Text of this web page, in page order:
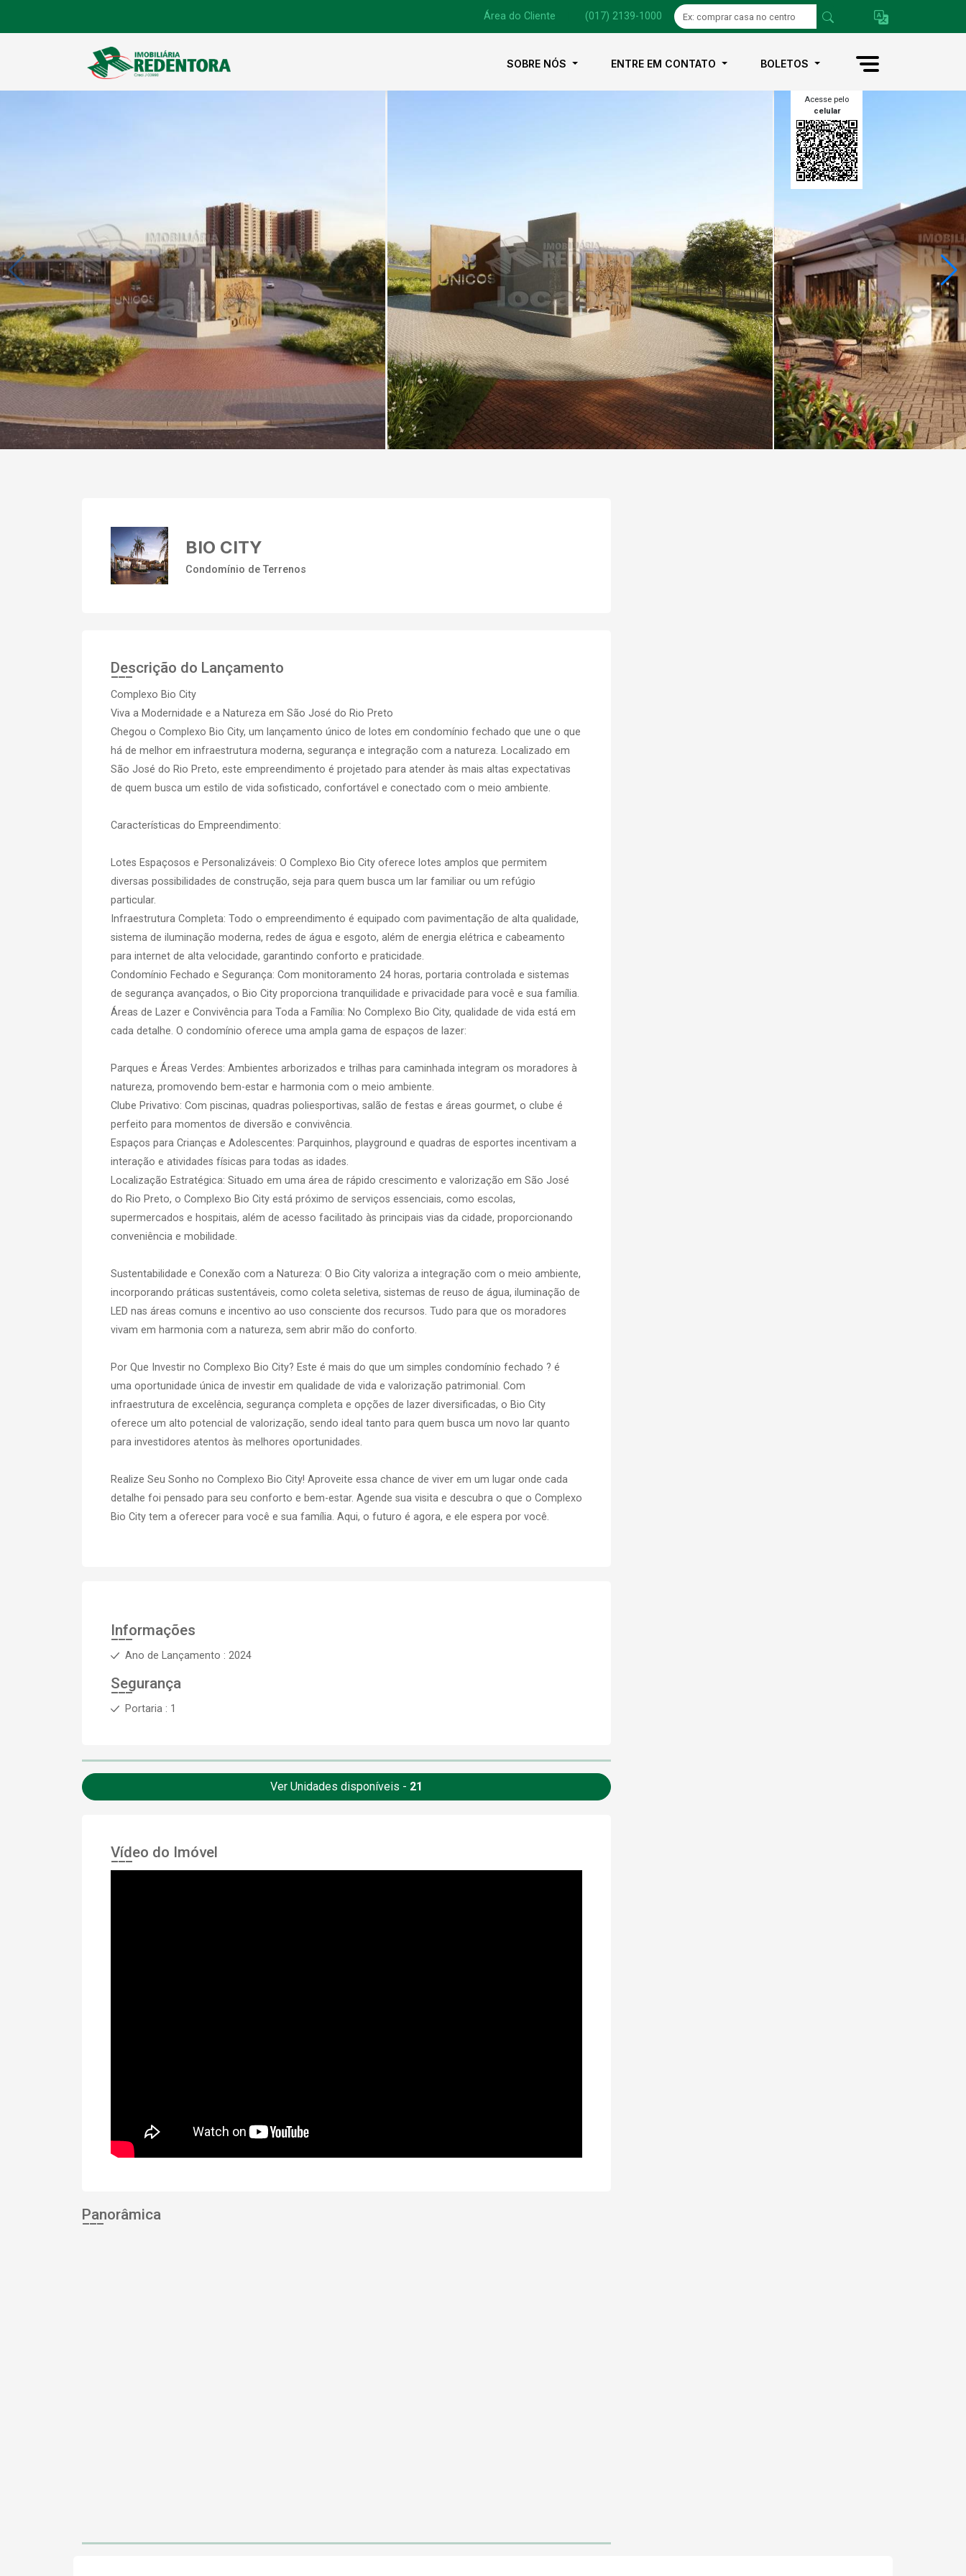
Área do Cliente (017) 2139-1000
SOBRE NÓS ENTRE EM CONTATO BOLETOS
Acesse pelo
celular
BIO CITY
Condomínio de Terrenos
Descrição do Lançamento
Complexo Bio City
Viva a Modernidade e a Natureza em São José do Rio Preto
Chegou o Complexo Bio City, um lançamento único de lotes em condomínio fechado que une o que
há de melhor em infraestrutura moderna, segurança e integração com a natureza. Localizado em
São José do Rio Preto, este empreendimento é projetado para atender às mais altas expectativas
de quem busca um estilo de vida sofisticado, confortável e conectado com o meio ambiente.
Características do Empreendimento:
Lotes Espaçosos e Personalizáveis: O Complexo Bio City oferece lotes amplos que permitem
diversas possibilidades de construção, seja para quem busca um lar familiar ou um refúgio
particular.
Infraestrutura Completa: Todo o empreendimento é equipado com pavimentação de alta qualidade,
sistema de iluminação moderna, redes de água e esgoto, além de energia elétrica e cabeamento
para internet de alta velocidade, garantindo conforto e praticidade.
Condomínio Fechado e Segurança: Com monitoramento 24 horas, portaria controlada e sistemas
de segurança avançados, o Bio City proporciona tranquilidade e privacidade para você e sua família.
Áreas de Lazer e Convivência para Toda a Família: No Complexo Bio City, qualidade de vida está em
cada detalhe. O condomínio oferece uma ampla gama de espaços de lazer:
Parques e Áreas Verdes: Ambientes arborizados e trilhas para caminhada integram os moradores à
natureza, promovendo bem-estar e harmonia com o meio ambiente.
Clube Privativo: Com piscinas, quadras poliesportivas, salão de festas e áreas gourmet, o clube é
perfeito para momentos de diversão e convivência.
Espaços para Crianças e Adolescentes: Parquinhos, playground e quadras de esportes incentivam a
interação e atividades físicas para todas as idades.
Localização Estratégica: Situado em uma área de rápido crescimento e valorização em São José
do Rio Preto, o Complexo Bio City está próximo de serviços essenciais, como escolas,
supermercados e hospitais, além de acesso facilitado às principais vias da cidade, proporcionando
conveniência e mobilidade.
Sustentabilidade e Conexão com a Natureza: O Bio City valoriza a integração com o meio ambiente,
incorporando práticas sustentáveis, como coleta seletiva, sistemas de reuso de água, iluminação de
LED nas áreas comuns e incentivo ao uso consciente dos recursos. Tudo para que os moradores
vivam em harmonia com a natureza, sem abrir mão do conforto.
Por Que Investir no Complexo Bio City? Este é mais do que um simples condomínio fechado ? é
uma oportunidade única de investir em qualidade de vida e valorização patrimonial. Com
infraestrutura de excelência, segurança completa e opções de lazer diversificadas, o Bio City
oferece um alto potencial de valorização, sendo ideal tanto para quem busca um novo lar quanto
para investidores atentos às melhores oportunidades.
Realize Seu Sonho no Complexo Bio City! Aproveite essa chance de viver em um lugar onde cada
detalhe foi pensado para seu conforto e bem-estar. Agende sua visita e descubra o que o Complexo
Bio City tem a oferecer para você e sua família. Aqui, o futuro é agora, e ele espera por você.
Informações
Ano de Lançamento : 2024
Segurança
Portaria : 1
Ver Unidades disponíveis - 21
Vídeo do Imóvel
Panorâmica